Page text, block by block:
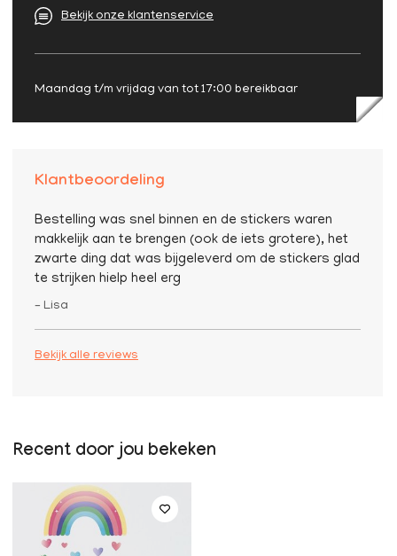
Bekijk onze klantenservice
Maandag t/m vrijdag van tot 17:00 bereikbaar
Klantbeoordeling
Bestelling was snel binnen en de stickers waren
makkelijk aan te brengen (ook de iets grotere), het
zwarte ding dat was bijgeleverd om de stickers glad
te strijken hielp heel erg
– Lisa
Bekijk alle reviews
Recent door jou bekeken